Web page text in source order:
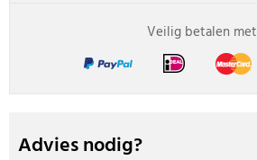
Veilig betalen met
Advies nodig?